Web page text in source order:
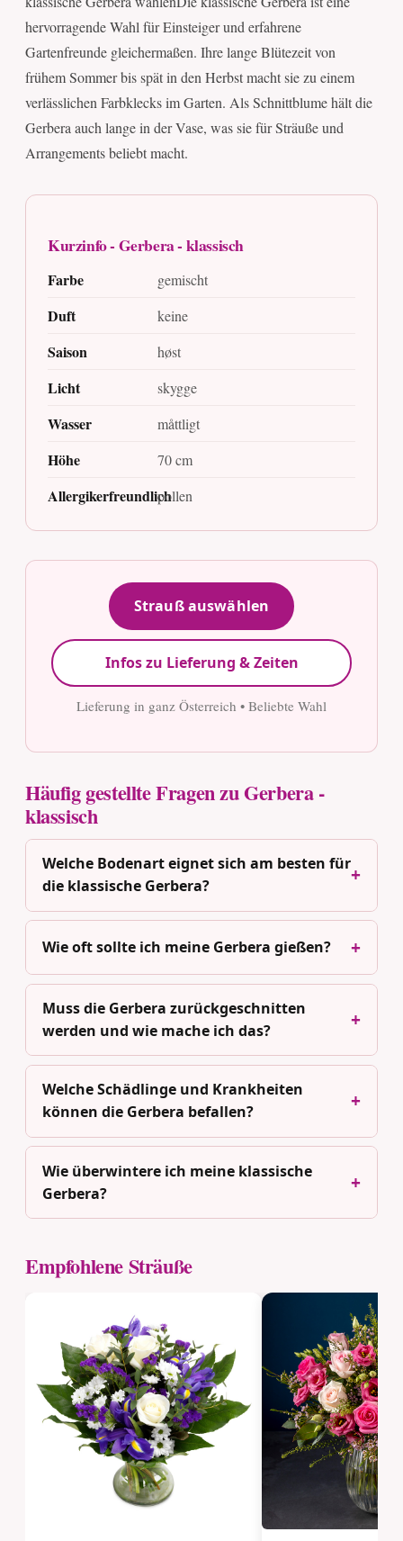
hervorragende Wahl für Einsteiger und erfahrene
Gartenfreunde gleichermaßen. Ihre lange Blütezeit von
frühem Sommer bis spät in den Herbst macht sie zu einem
verlässlichen Farbklecks im Garten. Als Schnittblume hält die
Gerbera auch lange in der Vase, was sie für Sträuße und
Arrangements beliebt macht.
Kurzinfo - Gerbera - klassisch
Farbe gemischt
Duft keine
Saison høst
Licht skygge
Wasser måttligt
Höhe 70 cm
Allergikerfreundlichpollen
Strauß auswählen
Infos zu Lieferung & Zeiten
Lieferung in ganz Österreich • Beliebte Wahl
Häufig gestellte Fragen zu Gerbera -
klassisch
Welche Bodenart eignet sich am besten für
die klassische Gerbera?
Wie oft sollte ich meine Gerbera gießen?
Muss die Gerbera zurückgeschnitten
werden und wie mache ich das?
Welche Schädlinge und Krankheiten
können die Gerbera befallen?
Wie überwintere ich meine klassische
Gerbera?
Empfohlene Sträuße